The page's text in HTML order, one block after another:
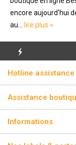
encore aujourd'hui
au...
lire plus »
ÉCLAIR
Hotline assistance
Assistance
Informations